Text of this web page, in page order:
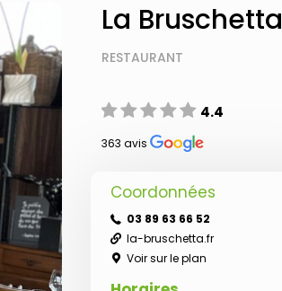
La Bruschetta
RESTAURANT
4.4
363 avis
Coordonnées
03 89 63 66 52
la-bruschetta.fr
Voir sur le plan